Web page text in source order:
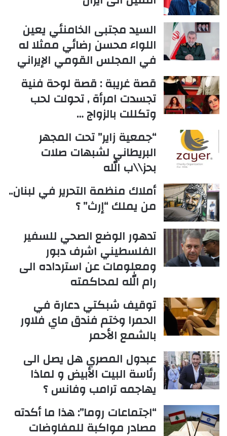
السيد مجتبى الخامنئي يعين
اللواء محسن رضائي ممثلا له
في المجلس القومي الإيراني
قصة غريبة : قصة لوحة فنية
تجسدت امرأة , تحولت لحب
وتكللت بالزواج …
“جمعية زاير” تحت المجهر
البريطاني لشبهات صلات
بحز\\ب الله
أملاك منظمة التحرير في لبنان..
من يملك “إرث” ؟
تدهور الوضع الصحي للسفير
الفلسطيني اشرف دبور
ومعلومات عن استرداده الى
رام الله لمحاكمته
توقيف شبكتي دعارة في
الحمرا وختم فندق ماي فلاور
بالشمع الأحمر
عبدول المصري هل يصل الى
رئاسة البيت الأبيض و لماذا
يهاجمه ترامب وفانس ؟
“اجتماعات روما”: هذا ما أكدته
مصادر مواكبة للمفاوضات